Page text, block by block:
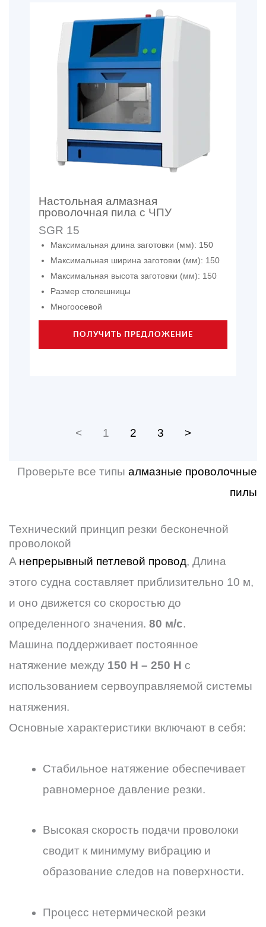
Настольная алмазная
проволочная пила с ЧПУ
SGR 15
Максимальная длина заготовки (мм): 150
Максимальная ширина заготовки (мм): 150
Максимальная высота заготовки (мм): 150
Размер столешницы
Многоосевой
ПОЛУЧИТЬ ПРЕДЛОЖЕНИЕ
< 1 2 3 >
Проверьте все типы алмазные проволочные
пилы
Технический принцип резки бесконечной
проволокой
A непрерывный петлевой провод, Длина
этого судна составляет приблизительно 10 м,
и оно движется со скоростью до
определенного значения. 80 м/с.
Машина поддерживает постоянное
натяжение между 150 Н – 250 Н с
использованием сервоуправляемой системы
натяжения.
Основные характеристики включают в себя:
Стабильное натяжение обеспечивает
равномерное давление резки.
Высокая скорость подачи проволоки
сводит к минимуму вибрацию и
образование следов на поверхности.
Процесс нетермической резки